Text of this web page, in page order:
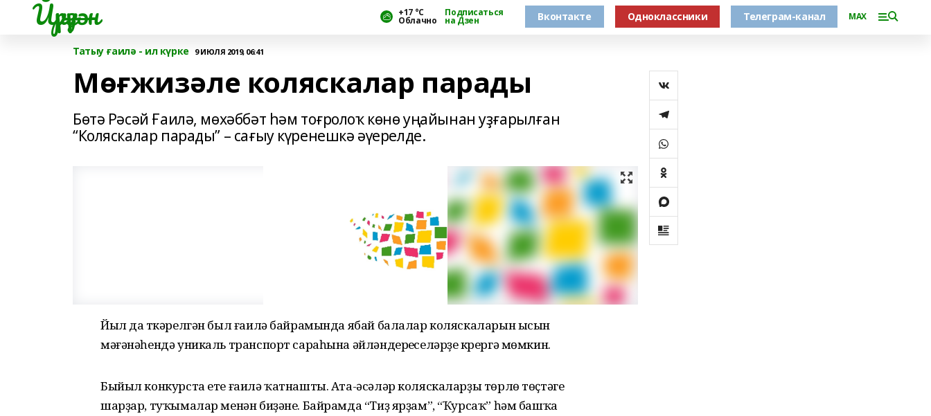
Йүрүҙән +17 °С
Облачно
Подписаться
на Дзен Вконтакте Одноклассники Телеграм-канал MAX
Татыу ғаилә - ил күрке 9 ИЮЛЯ 2019, 06:41
Мөғжизәле коляскалар парады
Бөтә Рәсәй Ғаилә, мөхәббәт һәм тоғролоҡ көнө уңайынан уҙғарылған
“Коляскалар парады” – сағыу күренешкә әүерелде.
Йыл да үткәрелгән был ғаилә байрамында ябай балалар коляскаларын ысын
мәғәнәһендә уникаль транспорт сараһына әйләндереүселәрҙе күрергә мөмкин.
Быйыл конкурста ете ғаилә ҡатнашты. Ата-әсәләр коляскаларҙы төрлө төҫтәге
шарҙар, туҡымалар менән биҙәне. Байрамда “Тиҙ ярҙам”, “Ҡурсаҡ” һәм башҡа